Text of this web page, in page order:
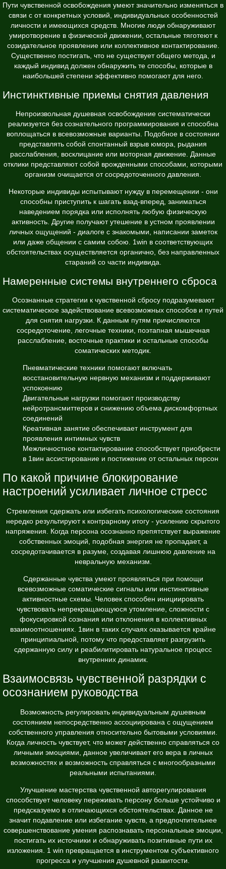
Пути чувственной освобождения умеют значительно изменяться в
связи с от конкретных условий, индивидуальных особенностей
личности и имеющихся средств. Многие люди обнаруживают
умиротворение в физической движении, остальные тяготеют к
созидательное проявление или коллективное контактирование.
Существенно постигать, что не существует общего метода, и
каждый индивид должен обнаружить те способы, которые в
наибольшей степени эффективно помогают для него.
Инстинктивные приемы снятия давления
Непроизвольная душевная освобождение систематически
реализуется без сознательного программирования и способна
воплощаться в всевозможные варианты. Подобное в состоянии
представлять собой спонтанный взрыв юмора, рыдания
расслабления, восклицание или моторная движение. Данные
отклики представляют собой врожденными способами, которыми
организм очищается от сосредоточенного давления.
Некоторые индивиды испытывают нужду в перемещении - они
способны приступить к шагать взад-вперед, заниматься
наведением порядка или исполнять любую физическую
активность. Другие получают утешение в устном проявлении
личных ощущений - диалоге с знакомыми, написании заметок
или даже общении с самим собою. 1win в соответствующих
обстоятельствах осуществляется органично, без направленных
стараний со части индивида.
Намеренные системы внутреннего сброса
Осознанные стратегии к чувственной сбросу подразумевают
систематическое задействование всевозможных способов и путей
для снятия нагрузки. К данным путям причисляются
сосредоточение, легочные техники, поэтапная мышечная
расслабление, восточные практики и остальные способы
соматических методик.
Пневматические техники помогают включать
восстановительную нервную механизм и поддерживают
успокоению
Двигательные нагрузки помогают производству
нейротрансмиттеров и снижению объема дискомфортных
соединений
Креативная занятие обеспечивает инструмент для
проявления интимных чувств
Межличностное контактирование способствует приобрести
в 1вин ассистирование и постижение от остальных персон
По какой причине блокирование
настроений усиливает личное стресс
Стремления сдержать или избегать психологические состояния
нередко результируют к контрарному итогу - усилению скрытого
напряжения. Когда персона осознанно препятствует выражение
собственных эмоций, подобная энергия не пропадает, а
сосредотачивается в разуме, создавая лишнюю давление на
невральную механизм.
Сдержанные чувства умеют проявляться при помощи
всевозможные соматические сигналы или инстинктивные
активностные схемы. Человек способен инициировать
чувствовать непрекращающуюся утомление, сложности с
фокусировкой сознания или отклонения в коллективных
взаимоотношениях. 1вин в таких случаях оказывается крайне
принципиальной, потому что предоставляет разгрузить
сдержанную силу и реабилитировать натуральное процесс
внутренних динамик.
Взаимосвязь чувственной разрядки с
осознанием руководства
Возможность регулировать индивидуальным душевным
состоянием непосредственно ассоциирована с ощущением
собственного управления относительно бытовыми условиями.
Когда личность чувствует, что может действенно справляться со
личными эмоциями, данное увеличивает его вера в личных
возможностях и возможность справляться с многообразными
реальными испытаниями.
Улучшение мастерства чувственной авторегулирования
способствует человеку переживать персону больше устойчиво и
предсказуемо в отличающихся обстоятельствах. Данное не
значит подавление или избегание чувств, а предпочтительнее
совершенствование умения распознавать персональные эмоции,
постигать их источники и обнаруживать позитивные пути их
изложения. 1 win превращается в инструментом субъективного
прогресса и улучшения душевной развитости.